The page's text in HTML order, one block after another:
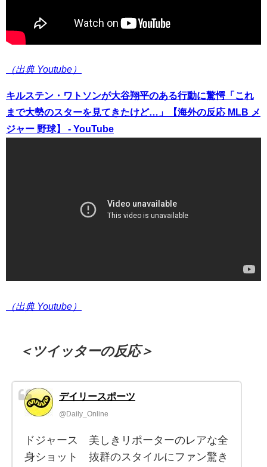
（出典 Youtube）
キルステン・ワトソンが大谷翔平のある行動に驚愕「これ
まで大勢のスターを見てきたけど…」【海外の反応 MLB メ
ジャー 野球】 - YouTube
（出典 Youtube）
＜ツイッターの反応＞
デイリースポーツ
@Daily_Online
ドジャース 美しきリポーターのレアな全
身ショット 抜群のスタイルにファン驚き